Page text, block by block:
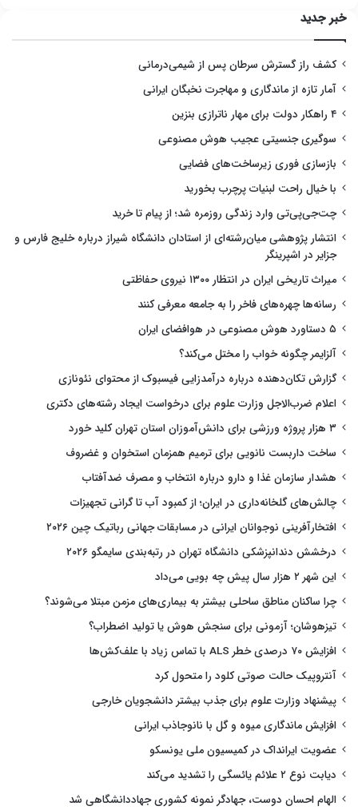
خبر جدید
کشف راز گسترش سرطان پس از شیمی‌درمانی
آمار تازه از ماندگاری و مهاجرت نخبگان ایرانی
۴ راهکار دولت برای مهار ناترازی بنزین
سوگیری جنسیتی عجیب هوش مصنوعی
بازسازی فوری زیرساخت‌های فضایی
با خیال راحت لبنیات پرچرب بخورید
چت‌جی‌پی‌تی وارد زندگی روزمره شد؛ از پیام تا خرید
انتشار پژوهشی میان‌رشته‌ای از استادان دانشگاه شیراز درباره خلیج فارس و
جزایر در اشپرینگر
میراث تاریخی ایران در انتظار ۱۳۰۰ نیروی حفاظتی
رسانه‌ها چهره‌های فاخر را به جامعه معرفی کنند
۵ دستاورد هوش مصنوعی در هوافضای ایران
آلزایمر چگونه خواب را مختل می‌کند؟
گزارش تکان‌دهنده درباره درآمدزایی فیسبوک از محتوای نئونازی
اعلام ضرب‌الاجل وزارت علوم برای درخواست ایجاد رشته‌های دکتری
۳ هزار پروژه ورزشی برای دانش‌آموزان استان تهران کلید خورد
ساخت داربست نانویی برای ترمیم همزمان استخوان و غضروف
هشدار سازمان غذا و دارو درباره انتخاب و مصرف ضدآفتاب
چالش‌های گلخانه‌داری در ایران؛ از کمبود آب تا گرانی تجهیزات
افتخارآفرینی نوجوانان ایرانی در مسابقات جهانی رباتیک چین ۲۰۲۶
درخشش دندانپزشکی دانشگاه تهران در رتبه‌بندی سایمگو ۲۰۲۶
این شهر ۲ هزار سال پیش چه بویی می‌داد
چرا ساکنان مناطق ساحلی بیشتر به بیماری‌های مزمن مبتلا می‌شوند؟
تیزهوشان؛ آزمونی برای سنجش هوش یا تولید اضطراب؟
افزایش ۷۰ درصدی خطر ALS با تماس زیاد با علف‌کش‌ها
آنتروپیک حالت صوتی کلود را متحول کرد
پیشنهاد وزارت علوم برای جذب بیشتر دانشجویان خارجی
افزایش ماندگاری میوه و گل با نانوجاذب ایرانی
عضویت ایرانداک در کمیسیون ملی یونسکو
دیابت نوع ۲ علائم یائسگی را تشدید می‌کند
الهام احسان دوست، جهادگر نمونه کشوری جهاددانشگاهی شد